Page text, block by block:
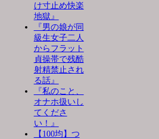
け寸止め快楽
地獄』
『男の娘が同
級生女子二人
からフラット
貞操帯で残酷
射精禁止され
る話』
『私のこと、
オナホ扱いし
てくださ
い！』
【100均】つ